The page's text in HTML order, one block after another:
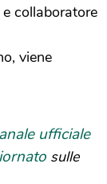
collaboratore
viene
ufficiale
sulle